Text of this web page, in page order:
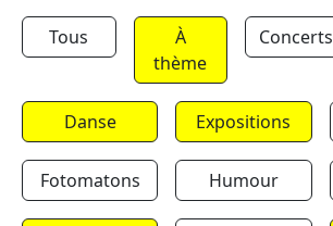
Tous
À
thème
Concerts
Danse Expositions
Fotomatons Humour